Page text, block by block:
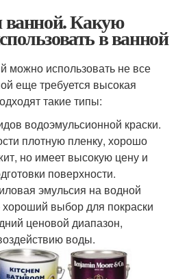
ванной. Какую
в ванной
использовать не все
еще требуется высокая
такие типы:
водоэмульсионной краски.
плотную пленку, хорошо
но имеет высокую цену и
поверхности.
эмульсия на водной
выбор для покраски
ценовой диапазон,
воды.